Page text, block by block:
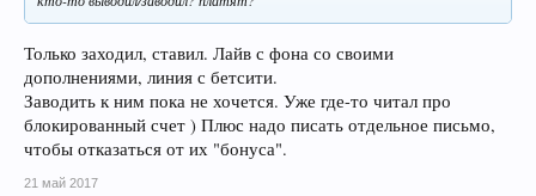
Только заходил, ставил. Лайв с фона со своими
дополнениями, линия с бетсити.
Заводить к ним пока не хочется. Уже где-то читал про
блокированный счет ) Плюс надо писать отдельное письмо,
чтобы отказаться от их "бонуса".
21 май 2017